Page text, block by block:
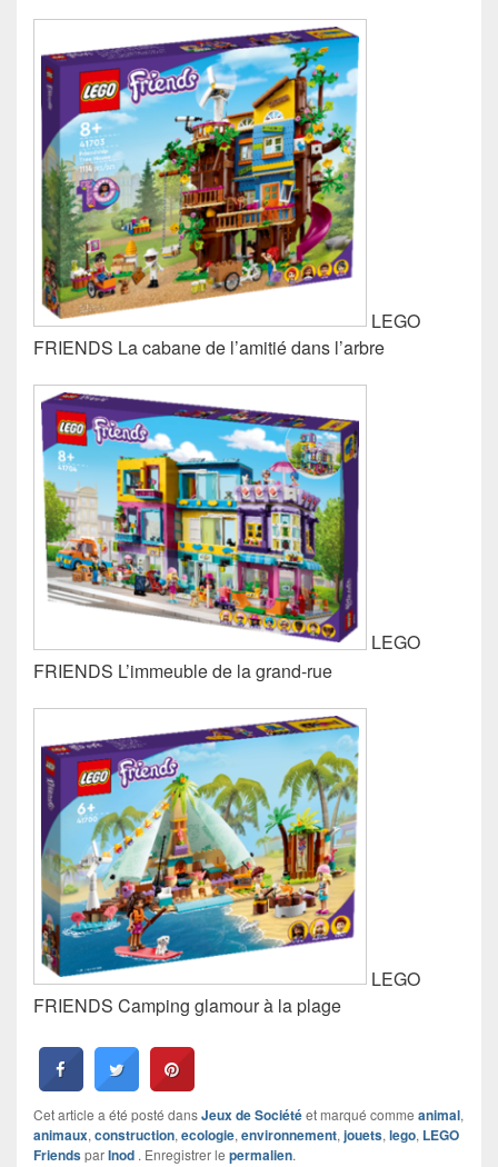
LEGO
FRIENDS La cabane de l’amitié dans l’arbre
LEGO
FRIENDS L’immeuble de la grand-rue
LEGO
FRIENDS Camping glamour à la plage
Cet article a été posté dansJeux de Sociétéet marqué comme animal,
animaux, construction, ecologie, environnement, jouets, lego, LEGO
FriendsparInod . Enregistrer le permalien.